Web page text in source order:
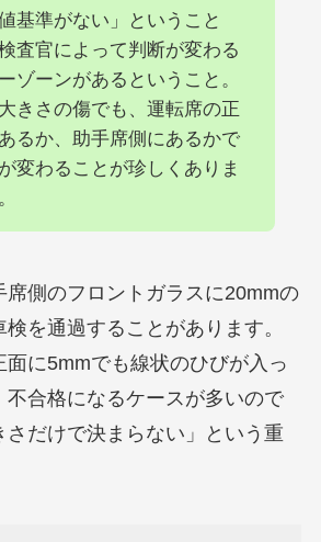
値基準がない」ということ
査官によって判断が変わる
ゾーンがあるということ。
きさの傷でも、運転席の正
るか、助手席側にあるかで
変わることが珍しくありま
席側のフロントガラスに20mmの
を通過することがあります。
面に5mmでも線状のひびが入っ
不合格になるケースが多いので
さだけで決まらない」という重